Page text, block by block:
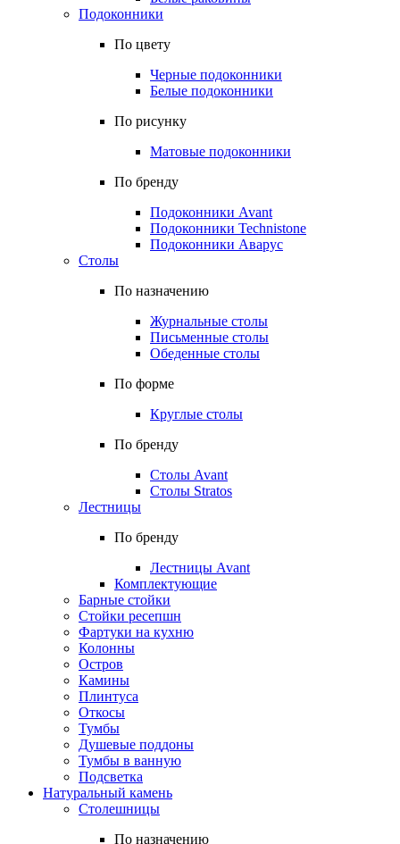
Подоконники
По цвету
Черные подоконники
Белые подоконники
По рисунку
Матовые подоконники
По бренду
Подоконники Avant
Подоконники Technistone
Подоконники Аварус
Столы
По назначению
Журнальные столы
Письменные столы
Обеденные столы
По форме
Круглые столы
По бренду
Столы Avant
Столы Stratos
Лестницы
По бренду
Лестницы Avant
Комплектующие
Барные стойки
Стойки ресепшн
Фартуки на кухню
Колонны
Остров
Камины
Плинтуса
Откосы
Тумбы
Душевые поддоны
Тумбы в ванную
Подсветка
Натуральный камень
Столешницы
По назначению